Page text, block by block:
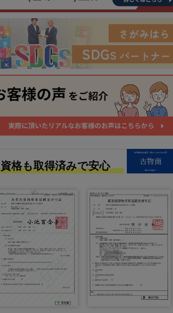
古物商許可番号：第451450019940号
古物商
株式会社FIT
資格も取得済みで安心